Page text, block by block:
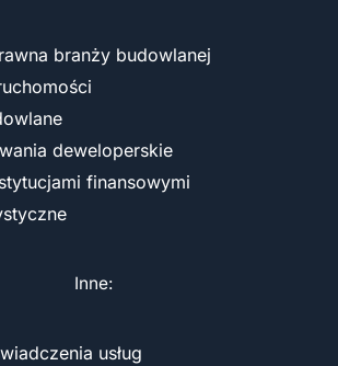
branży budowlanej
deweloperskie
finansowymi
Inne:
usług